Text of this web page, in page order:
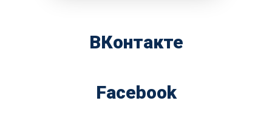
ВКонтакте
Facebook